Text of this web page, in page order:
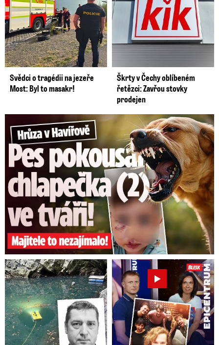
Svědci o tragédii na jezeře
Most: Byl to masakr!
Škrty v Čechy oblíbeném
řetězci: Zavřou stovky
prodejen
Hrůza v Havířově: Pes pokousal chlapečka (2) ve tváři!